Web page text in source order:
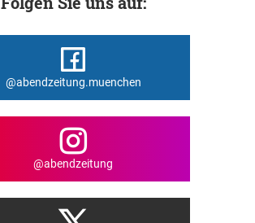
@abendzeitung.muenchen
@abendzeitung